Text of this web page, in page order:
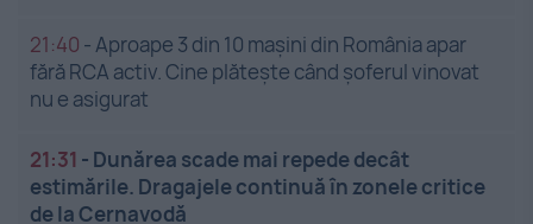
21:40 -Aproape 3 din 10 mașini din România apar
fără RCA activ. Cine plătește când șoferul vinovat
nu e asigurat
21:31 - Dunărea scade mai repede decât
estimările. Dragajele continuă în zonele critice
de la Cernavodă